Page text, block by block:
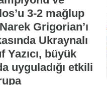
3-2 mağlup
Grigorian’ı
Ukraynalı
büyük
uyguladığı etkili